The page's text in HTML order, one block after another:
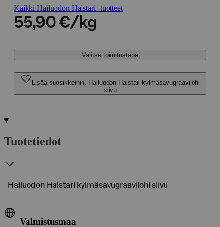
Kaikki Hailuodon Halstari -tuotteet
55,90 €/kg
Valitse toimitustapa
Lisää suosikkeihin, Hailuodon Halstari kylmäsavugraavilohi
siivu
Tuotetiedot
Hailuodon Halstari kylmäsavugraavilohi siivu
Valmistusmaa